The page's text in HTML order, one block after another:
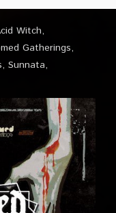
Witch,
Gatherings,
, Sunnata,